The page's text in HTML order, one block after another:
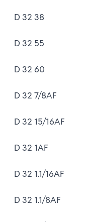
D 32 38
D 32 55
D 32 60
D 32 7/8AF
D 32 15/16AF
D 32 1AF
D 32 1.1/16AF
D 32 1.1/8AF